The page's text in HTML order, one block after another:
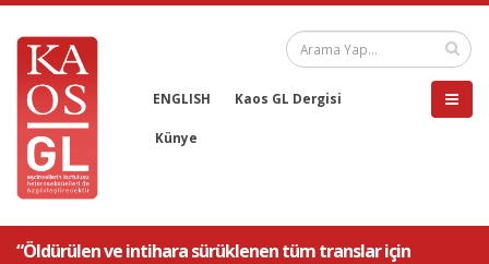
ENGLISH Kaos GL Dergisi
Künye
“Öldürülen ve intihara sürüklenen tüm translar için